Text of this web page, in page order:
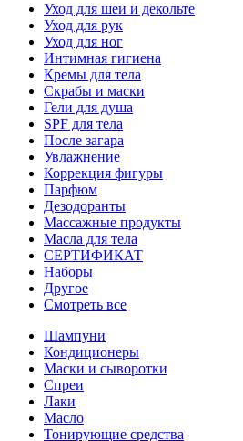
Уход для шеи и декольте
Уход для рук
Уход для ног
Интимная гигиена
Кремы для тела
Скрабы и маски
Гели для душа
SPF для тела
После загара
Увлажнение
Коррекция фигуры
Парфюм
Дезодоранты
Массажные продукты
Масла для тела
СЕРТИФИКАТ
Наборы
Другое
Смотреть все
Шампуни
Кондиционеры
Маски и сыворотки
Спреи
Лаки
Масло
Тонирующие средства